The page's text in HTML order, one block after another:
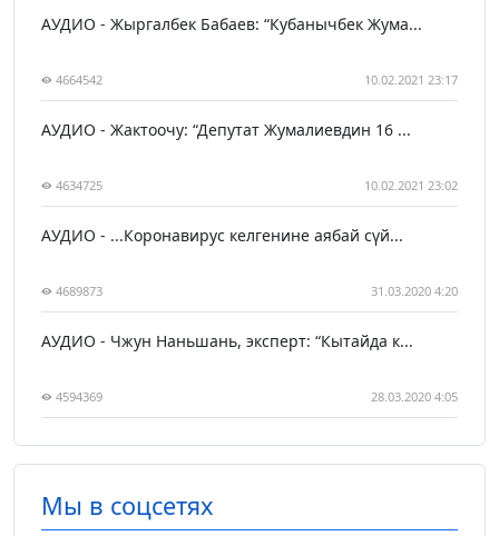
АУДИО - Жыргалбек Бабаев: “Кубанычбек Жума...
4664542 10.02.2021 23:17
АУДИО - Жактоочу: “Депутат Жумалиевдин 16 ...
4634725 10.02.2021 23:02
АУДИО - ...Коронавирус келгенине аябай сүй...
4689873 31.03.2020 4:20
АУДИО - Чжун Наньшань, эксперт: “Кытайда к...
4594369 28.03.2020 4:05
Мы в соцсетях